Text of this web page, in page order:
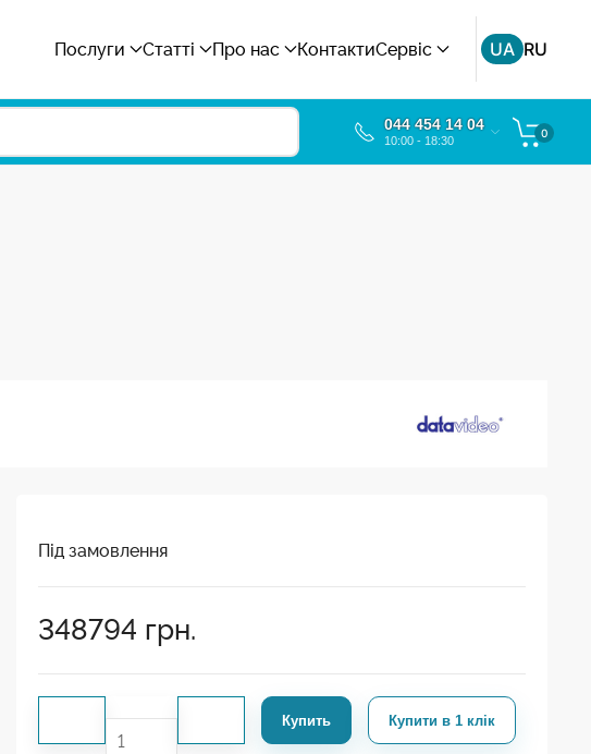
Послуги Статті Про нас КонтактиСервіс UA RU
044 454 14 04
10:00 - 18:30
0
Під замовлення
348794 грн.
Купить Купити в 1 клік